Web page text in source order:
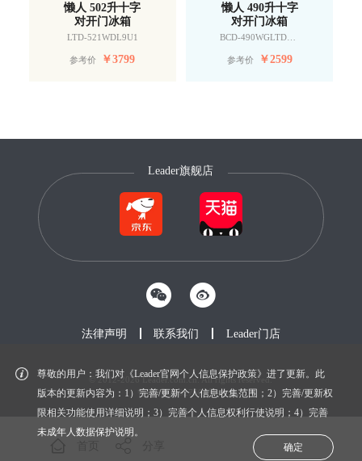
懒人 502升十字
对开门冰箱
LTD-521WDL9U1
参考价 ￥3799
懒人 490升十字
对开门冰箱
BCD-490WGLTDD9G9U1
参考价 ￥2599
尊敬的用户：我们对《Leader官网个人信息保护政策》进了更新。此
版本的更新内容为：1）完善/更新个人信息收集范围；2）完善/更新权
限相关功能使用详细说明；3）完善个人信息权利行使说明；4）完善
未成年人数据保护说明。
确定
Leader旗舰店
法律声明 联系我们 Leader门店
© 2012-2026 Leader.com.cn. All rights reserved.
鲁ICP备20027604号-1